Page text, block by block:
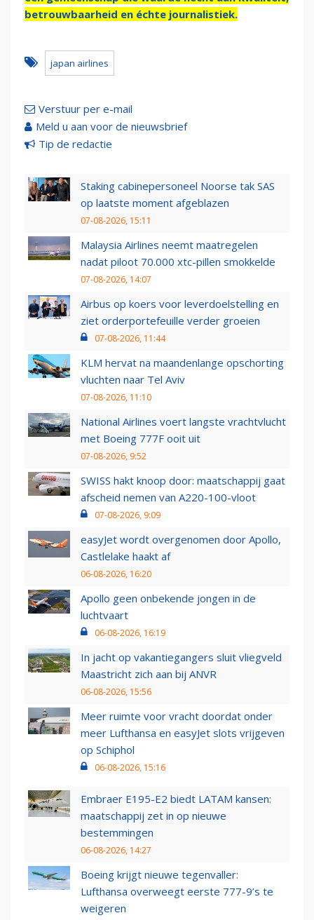
betrouwbaarheid en échte journalistiek.
japan airlines
Verstuur per e-mail
Meld u aan voor de nieuwsbrief
Tip de redactie
Staking cabinepersoneel Noorse tak SAS
op laatste moment afgeblazen
07-08-2026, 15:11
Malaysia Airlines neemt maatregelen
nadat piloot 70.000 xtc-pillen smokkelde
07-08-2026, 14:07
Airbus op koers voor leverdoelstelling en
ziet orderportefeuille verder groeien
07-08-2026, 11:44
KLM hervat na maandenlange opschorting
vluchten naar Tel Aviv
07-08-2026, 11:10
National Airlines voert langste vrachtvlucht
met Boeing 777F ooit uit
07-08-2026, 9:52
SWISS hakt knoop door: maatschappij gaat
afscheid nemen van A220-100-vloot
07-08-2026, 9:09
easyJet wordt overgenomen door Apollo,
Castlelake haakt af
06-08-2026, 16:20
Apollo geen onbekende jongen in de
luchtvaart
06-08-2026, 16:19
In jacht op vakantiegangers sluit vliegveld
Maastricht zich aan bij ANVR
06-08-2026, 15:56
Meer ruimte voor vracht doordat onder
meer Lufthansa en easyJet slots vrijgeven
op Schiphol
06-08-2026, 15:16
Embraer E195-E2 biedt LATAM kansen:
maatschappij zet in op nieuwe
bestemmingen
06-08-2026, 14:27
Boeing krijgt nieuwe tegenvaller:
Lufthansa overweegt eerste 777-9’s te
weigeren